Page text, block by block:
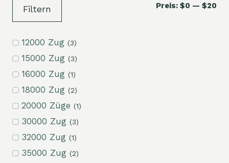
Filtern Preis: $0 — $20
12000 Zug (3)
15000 Zug (3)
16000 Zug (1)
18000 Zug (2)
20000 Züge (1)
30000 Zug (3)
32000 Zug (1)
35000 Zug (2)